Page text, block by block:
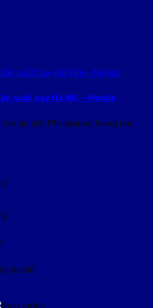
suất bay Hà Nội – Manila
du lịch Philippines trong khi